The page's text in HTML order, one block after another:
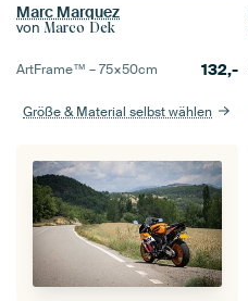
Marc Marquez
von Marco Dek
ArtFrame™ –75×50cm 132,-
Größe & Material selbst wählen